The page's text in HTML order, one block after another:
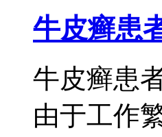
牛皮癣患
牛皮癣患
由于工作